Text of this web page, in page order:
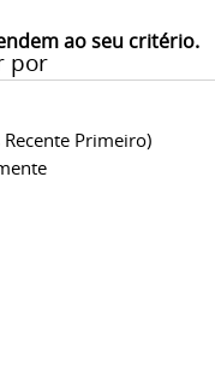
ao seu critério.
por
Primeiro)